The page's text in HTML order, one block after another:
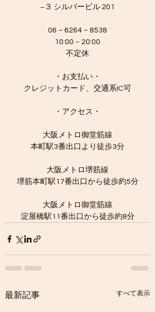
−３ シルバービル 201
06－6264－8538
10:00－20:00
不定休
・お支払い・
クレジットカード、交通系IC可
・アクセス・
大阪メトロ御堂筋線
本町駅3番出口より徒歩3分
大阪メトロ堺筋線
堺筋本町駅17番出口から徒歩約5分
大阪メトロ御堂筋線
淀屋橋駅11番出口から徒歩約8分
最新記事 すべて表示